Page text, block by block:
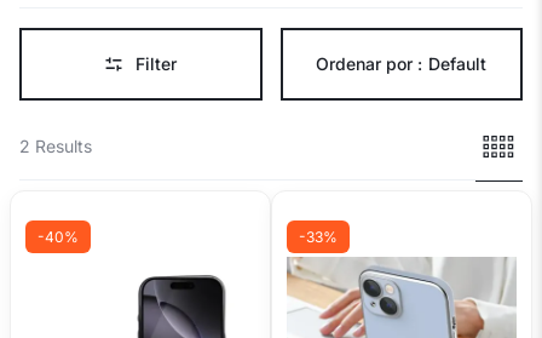
Filter Ordenar por : Default
2 Results
-40% -33%